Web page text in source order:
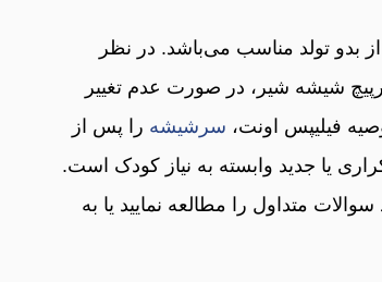
از بدو تولد مناسب می‌باشد. در نظر
شیشه شیر، در صورت عدم تغییر
سرشیشه را پس از
جریان تکراری یا جدید وابسته به نیاز کودک است.
متداول را مطالعه نمایید یا به